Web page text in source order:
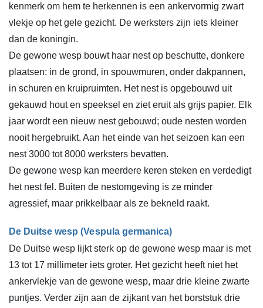
kenmerk om hem te herkennen is een ankervormig zwart
vlekje op het gele gezicht. De werksters zijn iets kleiner
dan de koningin.
De gewone wesp bouwt haar nest op beschutte, donkere
plaatsen: in de grond, in spouwmuren, onder dakpannen,
in schuren en kruipruimten. Het nest is opgebouwd uit
gekauwd hout en speeksel en ziet eruit als grijs papier. Elk
jaar wordt een nieuw nest gebouwd; oude nesten worden
nooit hergebruikt. Aan het einde van het seizoen kan een
nest 3000 tot 8000 werksters bevatten.
De gewone wesp kan meerdere keren steken en verdedigt
het nest fel. Buiten de nestomgeving is ze minder
agressief, maar prikkelbaar als ze bekneld raakt.
De Duitse wesp (Vespula germanica)
De Duitse wesp lijkt sterk op de gewone wesp maar is met
13 tot 17 millimeter iets groter. Het gezicht heeft niet het
ankervlekje van de gewone wesp, maar drie kleine zwarte
puntjes. Verder zijn aan de zijkant van het borststuk drie